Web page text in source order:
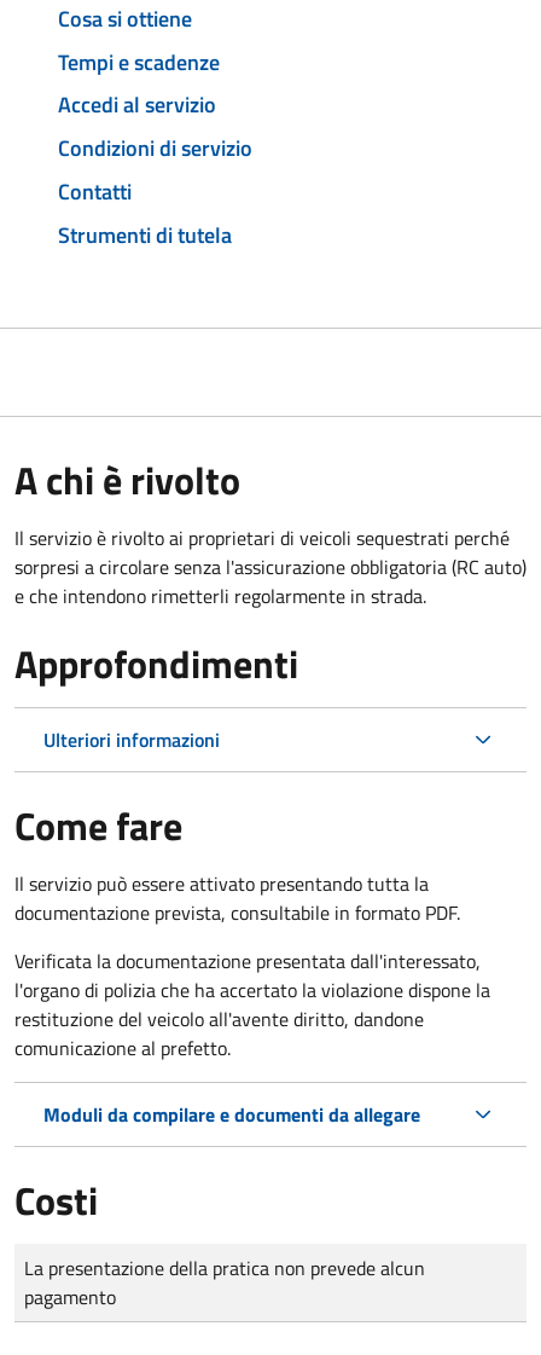
Cosa si ottiene
Tempi e scadenze
Accedi al servizio
Condizioni di servizio
Contatti
Strumenti di tutela
A chi è rivolto
Il servizio è rivolto ai proprietari di veicoli sequestrati perché
sorpresi a circolare senza l'assicurazione obbligatoria (RC auto)
e che intendono rimetterli regolarmente in strada.
Approfondimenti
Ulteriori informazioni
Come fare
Il servizio può essere attivato presentando tutta la
documentazione prevista, consultabile in formato PDF.
Verificata la documentazione presentata dall'interessato,
l'organo di polizia che ha accertato la violazione dispone la
restituzione del veicolo all'avente diritto, dandone
comunicazione al prefetto.
Moduli da compilare e documenti da allegare
Costi
Tipo di pagamento
Importo
La presentazione della pratica non prevede alcun
pagamento